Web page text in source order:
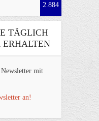
2.884
TÄGLICH
ERHALTEN
mit
an!